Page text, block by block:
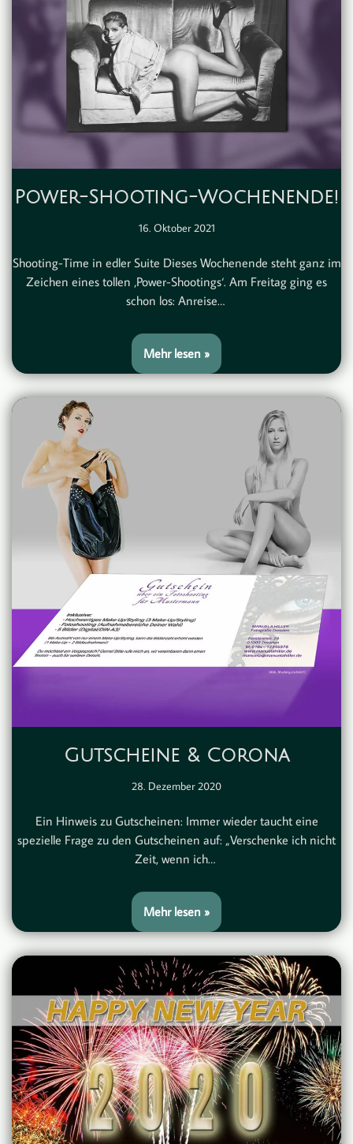
Power-Shooting-Wochenende!
16. Oktober 2021
Shooting-Time in edler Suite Dieses Wochenende steht ganz im
Zeichen eines tollen ‚Power-Shootings‘. Am Freitag ging es
schon los: Anreise…
Mehr lesen »
Gutscheine & Corona
28. Dezember 2020
Ein Hinweis zu Gutscheinen: Immer wieder taucht eine
spezielle Frage zu den Gutscheinen auf: „Verschenke ich nicht
Zeit, wenn ich…
Mehr lesen »